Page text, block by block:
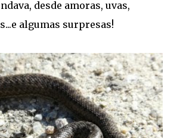
desde amoras, uvas,
algumas surpresas!